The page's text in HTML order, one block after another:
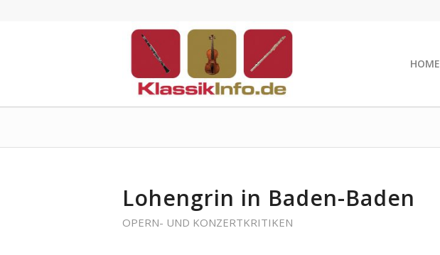
HOME
Lohengrin in Baden-Baden
OPERN- UND KONZERTKRITIKEN